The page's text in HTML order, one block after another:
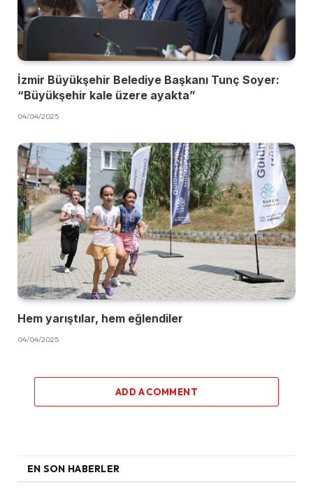
İzmir Büyükşehir Belediye Başkanı Tunç Soyer:
“Büyükşehir kale üzere ayakta”
04/04/2025
Hem yarıştılar, hem eğlendiler
04/04/2025
ADD A COMMENT
EN SON HABERLER